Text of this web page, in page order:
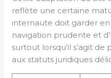
reflète une certaine
internaute doit garder
navigation prudente et
surtout lorsqu’il s’agit
aux statuts juridiques